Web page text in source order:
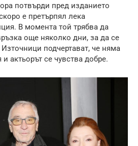
потвърди пред изданието
е претърпял лека
В момента той трябва да
още няколко дни, за да се
подчертават, че няма
актьорът се чувства добре.